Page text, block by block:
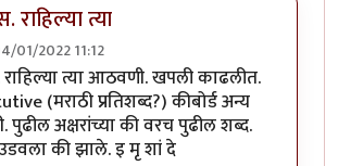
त्या
01/2022 11:12
त्या आठवणी. खपली काढलीत.
(मराठी प्रतिशब्द?) कीबोर्ड अन्य
पुढील अक्षरांच्या की वरच पुढील शब्द.
की झाले. इ मृ शां दे